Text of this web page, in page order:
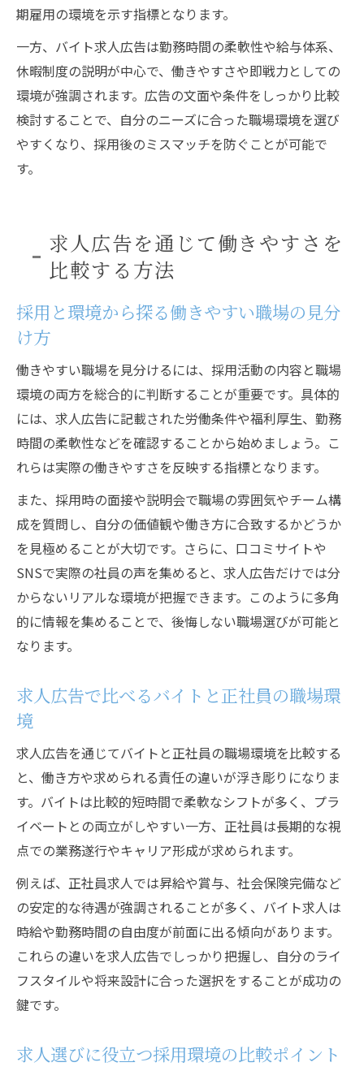
期雇用の環境を示す指標となります。
一方、バイト求人広告は勤務時間の柔軟性や給与体系、
休暇制度の説明が中心で、働きやすさや即戦力としての
環境が強調されます。広告の文面や条件をしっかり比較
検討することで、自分のニーズに合った職場環境を選び
やすくなり、採用後のミスマッチを防ぐことが可能で
す。
求人広告を通じて働きやすさを
比較する方法
採用と環境から探る働きやすい職場の見分
け方
働きやすい職場を見分けるには、採用活動の内容と職場
環境の両方を総合的に判断することが重要です。具体的
には、求人広告に記載された労働条件や福利厚生、勤務
時間の柔軟性などを確認することから始めましょう。こ
れらは実際の働きやすさを反映する指標となります。
また、採用時の面接や説明会で職場の雰囲気やチーム構
成を質問し、自分の価値観や働き方に合致するかどうか
を見極めることが大切です。さらに、口コミサイトや
SNSで実際の社員の声を集めると、求人広告だけでは分
からないリアルな環境が把握できます。このように多角
的に情報を集めることで、後悔しない職場選びが可能と
なります。
求人広告で比べるバイトと正社員の職場環
境
求人広告を通じてバイトと正社員の職場環境を比較する
と、働き方や求められる責任の違いが浮き彫りになりま
す。バイトは比較的短時間で柔軟なシフトが多く、プラ
イベートとの両立がしやすい一方、正社員は長期的な視
点での業務遂行やキャリア形成が求められます。
例えば、正社員求人では昇給や賞与、社会保険完備など
の安定的な待遇が強調されることが多く、バイト求人は
時給や勤務時間の自由度が前面に出る傾向があります。
これらの違いを求人広告でしっかり把握し、自分のライ
フスタイルや将来設計に合った選択をすることが成功の
鍵です。
求人選びに役立つ採用環境の比較ポイント